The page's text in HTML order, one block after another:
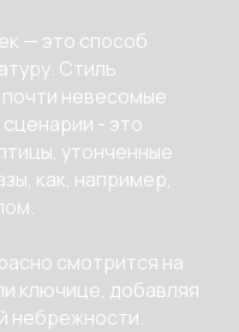
— это способ
Стиль
почти невесомые
- это
утонченные
как, например,
смотрится на
ключице, добавляя
небрежности.